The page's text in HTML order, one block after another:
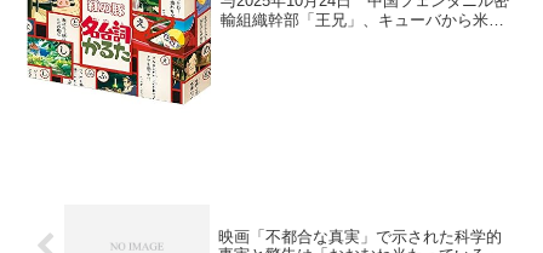
輸組織幹部「王兄」、キューバから米国
映画「不都合な真実」で示された科学的